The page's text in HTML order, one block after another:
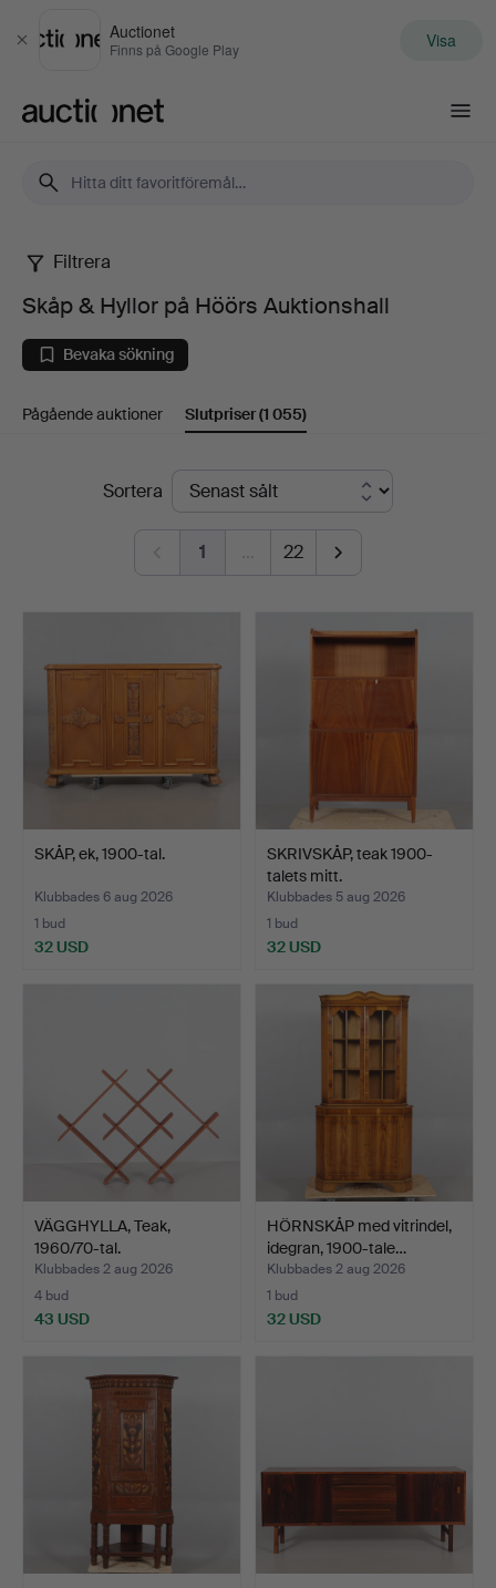
Stäng
Auctionet
Finns på Google Play Visa
Skåp
Hyllor
på
Auktionshall
Filtrera
Skåp & Hyllor på Höörs Auktionshall
Bevaka sökning
Pågående auktioner Slutpriser(1 055)
SlutpriserSortera
1 … 22
SKÅP, ek, 1900-tal.
Klubbades 6 aug 2026
1 bud
32 USD
SKRIVSKÅP, teak 1900-
talets mitt.
Klubbades 5 aug 2026
1 bud
32 USD
VÄGGHYLLA, Teak,
1960/70-tal.
Klubbades 2 aug 2026
4 bud
43 USD
HÖRNSKÅP med vitrindel,
idegran, 1900-tale…
Klubbades 2 aug 2026
1 bud
32 USD